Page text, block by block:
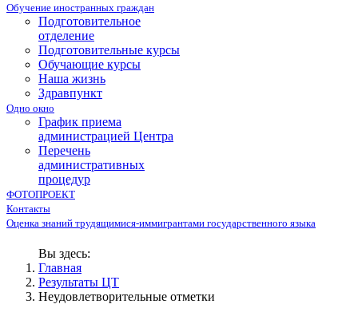
Обучение иностранных граждан
Подготовительное
отделение
Подготовительные курсы
Обучающие курсы
Наша жизнь
Здравпункт
Одно окно
График приема
администрацией Центра
Перечень
административных
процедур
ФОТОПРОЕКТ
Контакты
Оценка знаний трудящимися-иммигрантами государственного языка
Вы здесь:
Главная
Результаты ЦТ
Неудовлетворительные отметки